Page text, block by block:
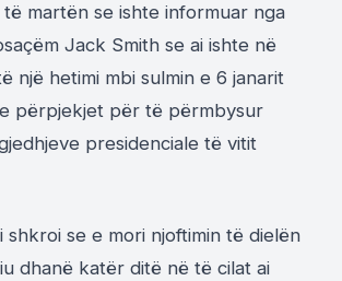
martën se ishte informuar nga
Jack Smith se ai ishte në
një hetimi mbi sulmin e 6 janarit
përpjekjet për të përmbysur
presidenciale të vitit
shkroi se e mori njoftimin të dielën
dhanë katër ditë në të cilat ai